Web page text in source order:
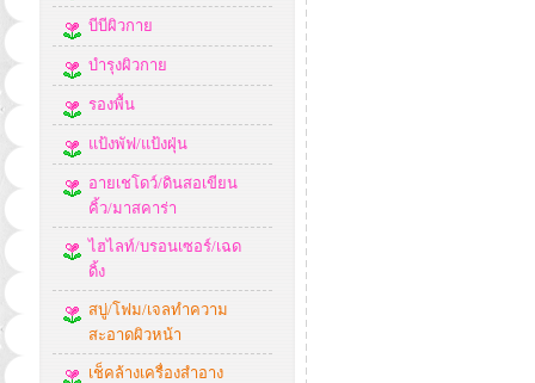
บีบีผิวกาย
บำรุงผิวกาย
รองพื้น
แป้งพัฟ/แป้งฝุ่น
อายเชโดว์/ดินสอเขียน
คิ้ว/มาสคาร่า
ไฮไลท์/บรอนเซอร์/เฉด
ดิ้ง
สบู่/โฟม/เจลทำความ
สะอาดผิวหน้า
เช็คล้างเครื่องสำอาง